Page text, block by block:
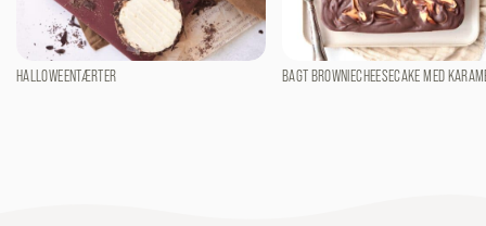
HALLOWEENTÆRTER BAGT BROWNIECHEESECAKE MED